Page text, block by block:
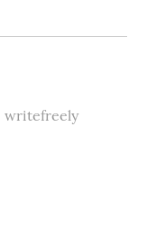
writefreely